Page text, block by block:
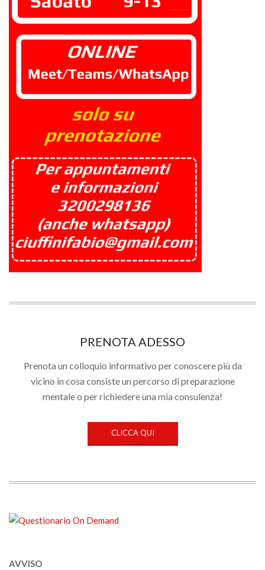
PRENOTA ADESSO
Prenota un colloquio informativo per conoscere più da
vicino in cosa consiste un percorso di preparazione
mentale o per richiedere una mia consulenza!
CLICCA QUI
AVVISO